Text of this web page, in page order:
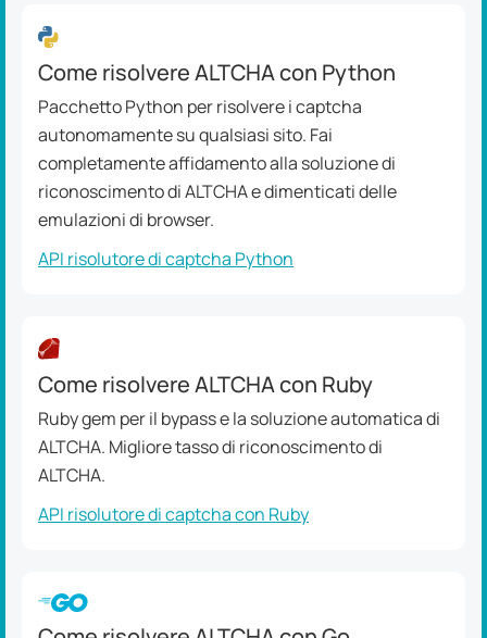
Come risolvere ALTCHA con Python
Pacchetto Python per risolvere i captcha
autonomamente su qualsiasi sito. Fai
completamente affidamento alla soluzione di
riconoscimento di ALTCHA e dimenticati delle
emulazioni di browser.
API risolutore di captcha Python
Come risolvere ALTCHA con Ruby
Ruby gem per il bypass e la soluzione automatica di
ALTCHA. Migliore tasso di riconoscimento di
ALTCHA.
API risolutore di captcha con Ruby